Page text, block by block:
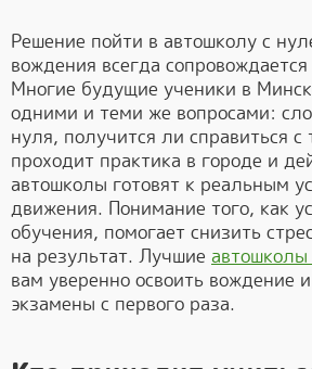
Решение пойти в автошколу с
вождения всегда
Многие будущие ученики в
одними и теми же вопросами:
нуля, получится ли справиться с
проходит практика в городе и
автошколы готовят к реальным
движения. Понимание того, как
обучения, помогает снизить
на результат. Лучшие
вам уверенно освоить вождение
экзамены с первого раза.